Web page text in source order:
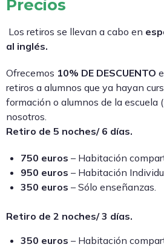
Precios
Los retiros se llevan a cabo en
al inglés.
Ofrecemos 10% DE DESCUENTO
retiros a alumnos que ya hayan
formación o alumnos de la escuela
nosotros.
Retiro de 5 noches/ 6 días.
750 euros – Habitación
950 euros – Habitación
350 euros – Sólo enseñanzas.
Retiro de 2 noches/ 3 días.
350 euros – Habitación